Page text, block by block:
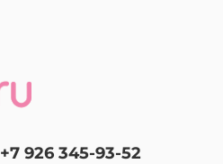
+7 926 345-93-52